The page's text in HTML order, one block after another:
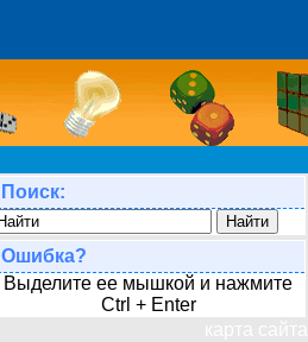
Поиск:
Ошибка?
Выделите ее мышкой и нажмите
Ctrl + Enter